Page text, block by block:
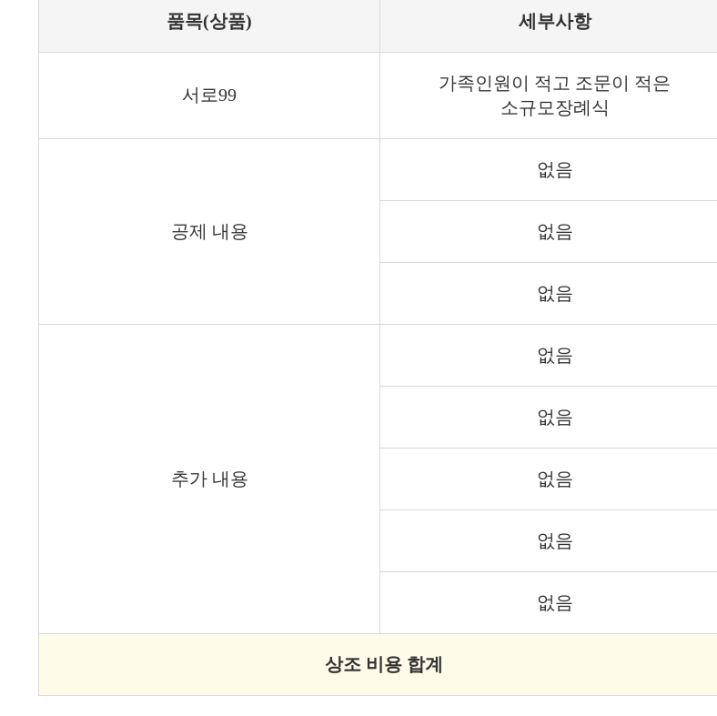
품목(상품) 세부사항
서로99
가족인원이 적고 조문이 적은
소규모장례식
공제 내용
없음
없음
없음
추가 내용
없음
없음
없음
없음
없음
상조 비용 합계